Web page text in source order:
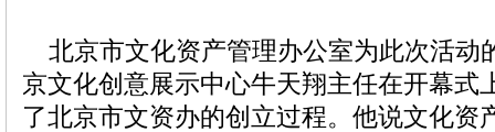
北京市文化资产管理办公室为此次活动
京文化创意展示中心牛天翔主任在开幕式
了北京市文资办的创立过程。他说文化资